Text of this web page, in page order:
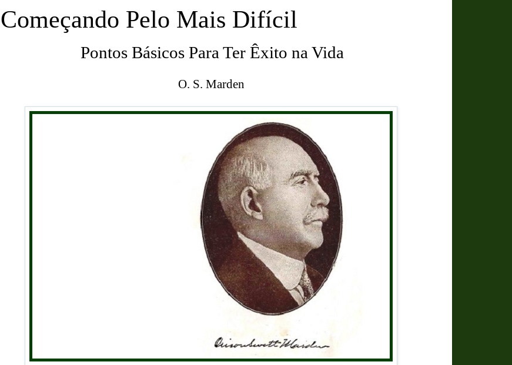
Começando Pelo Mais Difícil
Pontos Básicos Para Ter Êxito na Vida
O. S. Marden